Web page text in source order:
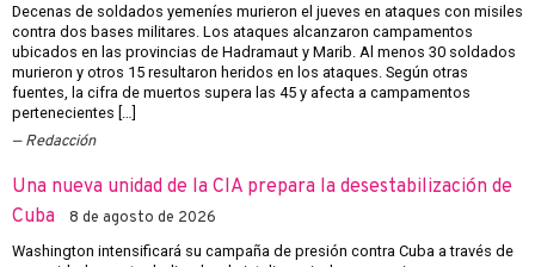
Decenas de soldados yemeníes murieron el jueves en ataques con misiles
contra dos bases militares. Los ataques alcanzaron campamentos
ubicados en las provincias de Hadramaut y Marib. Al menos 30 soldados
murieron y otros 15 resultaron heridos en los ataques. Según otras
fuentes, la cifra de muertos supera las 45 y afecta a campamentos
pertenecientes […]
Redacción
Una nueva unidad de la CIA prepara la desestabilización de
Cuba
8 de agosto de 2026
Washington intensificará su campaña de presión contra Cuba a través de